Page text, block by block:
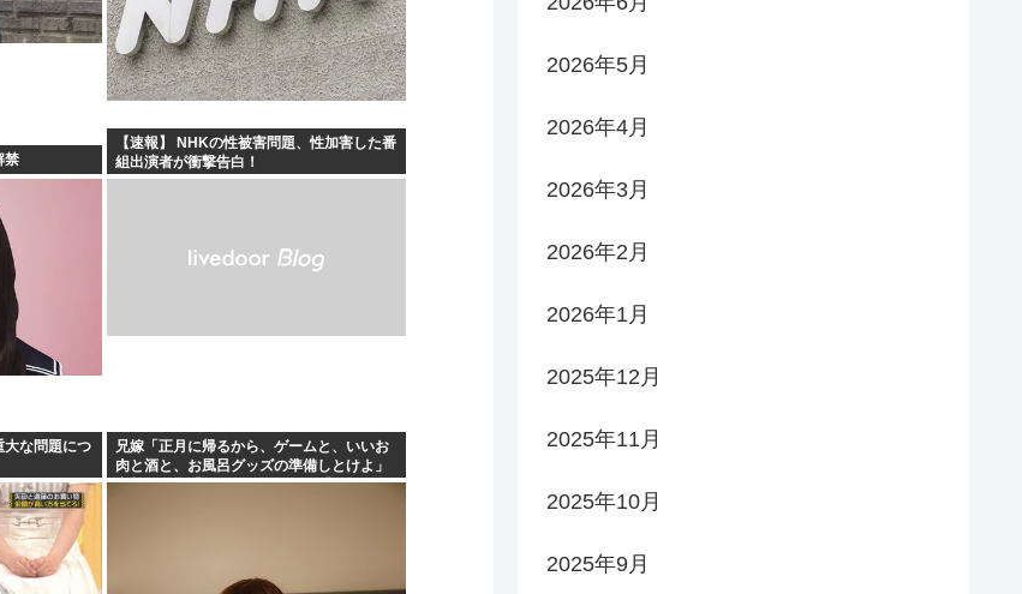
禁
【速報】 NHKの性被害問題、性加害した番
組出演者が衝撃告白！
大な問題につ
兄嫁「正月に帰るから、ゲームと、いいお
肉と酒と、お風呂グッズの準備しとけよ」
寝起きの私「知るかボケ」兄嫁「キィィィ
2026年5月
2026年4月
2026年3月
2026年2月
2026年1月
2025年12月
2025年11月
2025年10月
2025年9月